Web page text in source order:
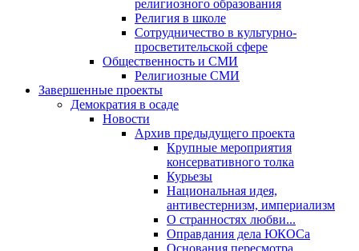
религиозного образования
Религия в школе
Сотрудничество в культурно-
просветительской сфере
Общественность и СМИ
Религиозные СМИ
Завершенные проекты
Демократия в осаде
Новости
Архив предыдущего проекта
Крупные мероприятия
консервативного толка
Курьезы
Национальная идея,
антивестернизм, империализм
О странностях любви...
Оправдания дела ЮКОСа